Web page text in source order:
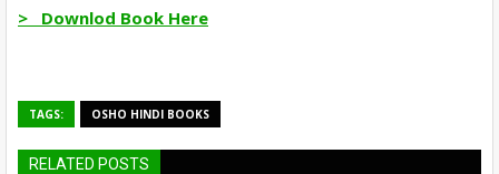
> Downlod Book Here
TAGS: OSHO HINDI BOOKS
RELATED POSTS